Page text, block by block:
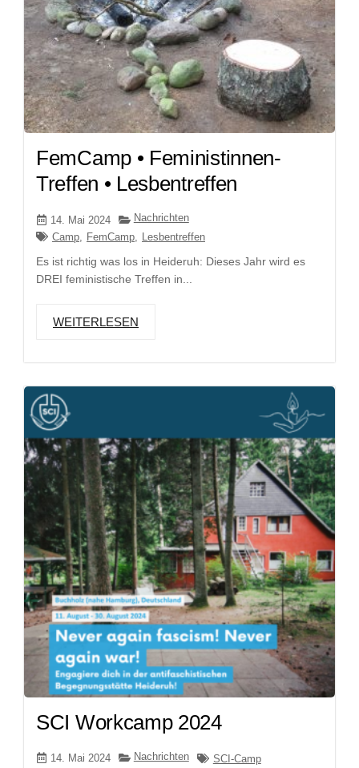
FemCamp • Feministinnen-
Treffen • Lesbentreffen
14. Mai 2024
Nachrichten
Camp
FemCamp Lesbentreffen
Es ist richtig was los in Heideruh: Dieses Jahr wird es
DREI feministische Treffen in...
WEITERLESEN
SCI Workcamp 2024
14. Mai 2024 Nachrichten SCI-Camp